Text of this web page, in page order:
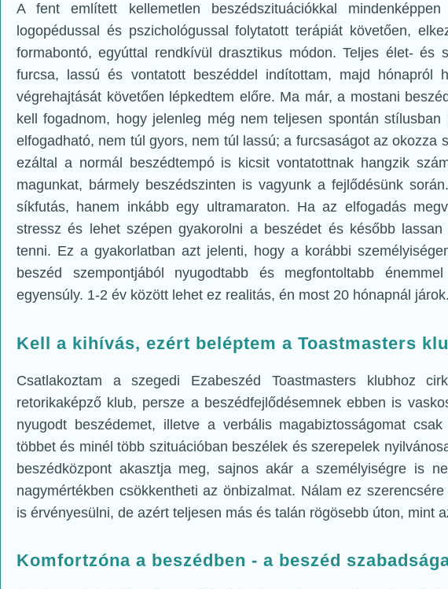
A fent említett kellemetlen beszédszituációkkal
logopédussal és pszichológussal folytatott terápiát követően,
formabontó, egyúttal rendkívül drasztikus módon. Teljes élet- és
furcsa, lassú és vontatott beszéddel indítottam, majd hónapról
végrehajtását követően lépkedtem előre. Ma már, a mostani
kell fogadnom, hogy jelenleg még nem teljesen spontán stílusban
elfogadható, nem túl gyors, nem túl lassú; a furcsaságot az okozza
ezáltal a normál beszédtempó is kicsit vontatottnak hangzik
magunkat, bármely beszédszinten is vagyunk a fejlődésünk
síkfutás, hanem inkább egy ultramaraton. Ha az elfogadás
stressz és lehet szépen gyakorolni a beszédet és később
tenni. Ez a gyakorlatban azt jelenti, hogy a korábbi
beszéd szempontjából nyugodtabb és megfontoltabb
egyensúly. 1-2 év között lehet ez realitás, én most 20 hónapnál járok.
Kell a kihívás, ezért beléptem a Toastmasters
Csatlakoztam a szegedi Ezabeszéd Toastmasters klubhoz
retorikaképző klub, persze a beszédfejlődésemnek ebben is
nyugodt beszédemet, illetve a verbális magabiztosságomat
többet és minél több szituációban beszélek és szerepelek
beszédközpont akasztja meg, sajnos akár a személyiségre is
nagymértékben csökkentheti az önbizalmat. Nálam ez
is érvényesülni, de azért teljesen más és talán rögösebb úton, mint
Komfortzóna a beszédben - a beszéd